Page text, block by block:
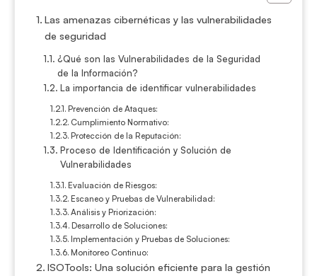
Las amenazas cibernéticas y las vulnerabilidades
de seguridad
¿Qué son las Vulnerabilidades de la Seguridad
de la Información?
La importancia de identificar vulnerabilidades
Prevención de Ataques:
Cumplimiento Normativo:
Protección de la Reputación:
Proceso de Identificación y Solución de
Vulnerabilidades
Evaluación de Riesgos:
Escaneo y Pruebas de Vulnerabilidad:
Análisis y Priorización:
Desarrollo de Soluciones:
Implementación y Pruebas de Soluciones:
Monitoreo Continuo:
ISOTools: Una solución eficiente para la gestión